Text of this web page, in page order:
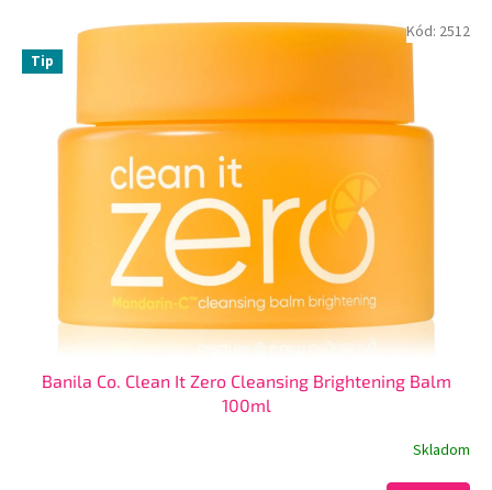
Tip
Banila Co. Clean It Zero Cleansing Brightening Balm
100ml
Skladom
Kód: 2512